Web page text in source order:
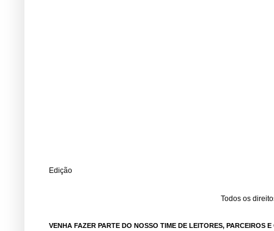
Edição
Todos os
VENHA FAZER PARTE DO NOSSO TIME DE LEITORES, PARCEIROS